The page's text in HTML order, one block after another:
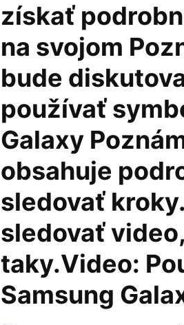
získať
na svojom
bude
používať
Galaxy
obsahuje
sledovať
sledovať
taky.Video:
Samsung